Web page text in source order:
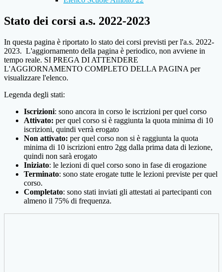
Stato dei corsi a.s. 2022-2023
In questa pagina è riportato lo stato dei corsi previsti per l'a.s. 2022-
2023. L'aggiornamento della pagina è periodico, non avviene in
tempo reale. SI PREGA DI ATTENDERE
L'AGGIORNAMENTO COMPLETO DELLA PAGINA per
visualizzare l'elenco.
Legenda degli stati:
Iscrizioni: sono ancora in corso le iscrizioni per quel corso
Attivato: per quel corso si è raggiunta la quota minima di 10
iscrizioni, quindi verrà erogato
Non attivato: per quel corso non si è raggiunta la quota
minima di 10 iscrizioni entro 2gg dalla prima data di lezione,
quindi non sarà erogato
Iniziato: le lezioni di quel corso sono in fase di erogazione
Terminato: sono state erogate tutte le lezioni previste per quel
corso.
Completato: sono stati inviati gli attestati ai partecipanti con
almeno il 75% di frequenza.